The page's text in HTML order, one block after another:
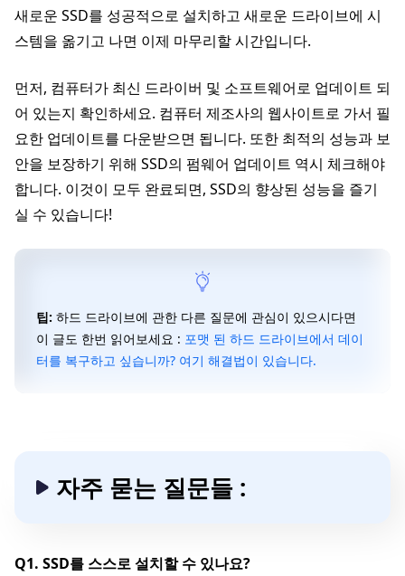
새로운 SSD를 성공적으로 설치하고 새로운 드라이브에 시
스템을 옮기고 나면 이제 마무리할 시간입니다.
먼저, 컴퓨터가 최신 드라이버 및 소프트웨어로 업데이트 되
어 있는지 확인하세요. 컴퓨터 제조사의 웹사이트로 가서 필
요한 업데이트를 다운받으면 됩니다. 또한 최적의 성능과 보
안을 보장하기 위해 SSD의 펌웨어 업데이트 역시 체크해야
합니다. 이것이 모두 완료되면, SSD의 향상된 성능을 즐기
실 수 있습니다!
팁: 하드 드라이브에 관한 다른 질문에 관심이 있으시다면
이 글도 한번 읽어보세요 : 포맷 된 하드 드라이브에서 데이
터를 복구하고 싶습니까? 여기 해결법이 있습니다.
자주 묻는 질문들 :
Q1. SSD를 스스로 설치할 수 있나요?